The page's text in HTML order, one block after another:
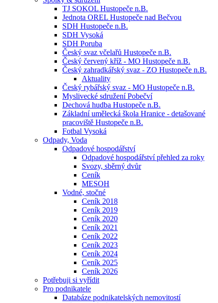
TJ SOKOL Hustopeče n.B.
Jednota OREL Hustopeče nad Bečvou
SDH Hustopeče n.B.
SDH Vysoká
SDH Poruba
Český svaz včelařů Hustopeče n.B.
Český červený kříž - MO Hustopeče n.B.
Český zahradkářský svaz - ZO Hustopeče n.B.
Aktuality
Český rybářský svaz - MO Hustopeče n.B.
Myslivecké sdružení Pobečví
Dechová hudba Hustopeče n.B.
Základní umělecká škola Hranice - detašované
pracoviště Hustopeče n.B.
Fotbal Vysoká
Odpady, Voda
Odpadové hospodářství
Odpadové hospodářství přehled za roky
Svozy, sběrný dvůr
Ceník
MESOH
Vodné, stočné
Ceník 2018
Ceník 2019
Ceník 2020
Ceník 2021
Ceník 2022
Ceník 2023
Ceník 2024
Ceník 2025
Ceník 2026
Potřebuji si vyřídit
Pro podnikatele
Databáze podnikatelských nemovitostí